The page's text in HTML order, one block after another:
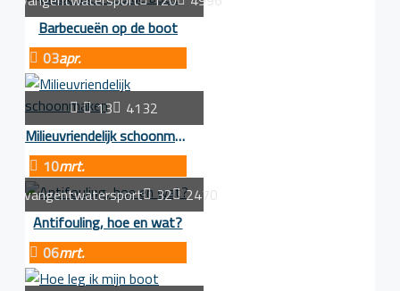
Barbecueën op de boot
03apr.
13
4132
Milieuvriendelijk schoonmaken
10mrt.
vangentwatersport
32
2470
Antifouling, hoe en wat?
06mrt.